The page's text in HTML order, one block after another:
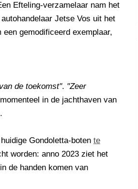
Efteling-verzamelaar nam het
Jetse Vos uit het
gemodificeerd exemplaar,
de toekomst". "Zeer
in de jachthaven van
Gondoletta-boten te
worden: anno 2023 ziet het
de handen komen van